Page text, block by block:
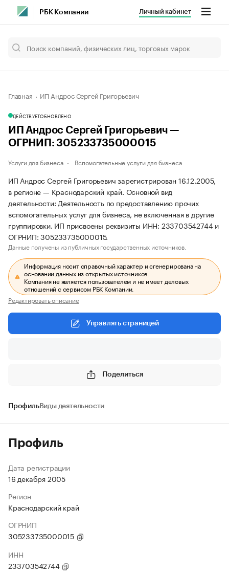
РБК Компании Личный кабинет
Главная ИП Андрос Сергей Григорьевич
ДЕЙСТВУЕТОБНОВЛЕНО
ИП Андрос Сергей Григорьевич —
ОГРНИП: 305233735000015
Услуги для бизнеса Вспомогательные услуги для бизнеса
ИП Андрос Сергей Григорьевич зарегистрирован 16.12.2005,
в регионе — Краснодарский край. Основной вид
деятельности: Деятельность по предоставлению прочих
вспомогательных услуг для бизнеса, не включенная в другие
группировки. ИП присвоены реквизиты ИНН: 233703542744 и
ОГРНИП: 305233735000015.
Данные получены из публичных государственных источников.
Информация носит справочный характер и сгенерирована на
основании данных из открытых источников.
Компания не является пользователем и не имеет деловых
отношений с сервисом РБК Компании.
Редактировать описание
Управлять страницей
Поделиться
ПрофильВиды деятельности
Профиль
Дата регистрации
16 декабря 2005
Регион
Краснодарский край
ОГРНИП
305233735000015
ИНН
233703542744